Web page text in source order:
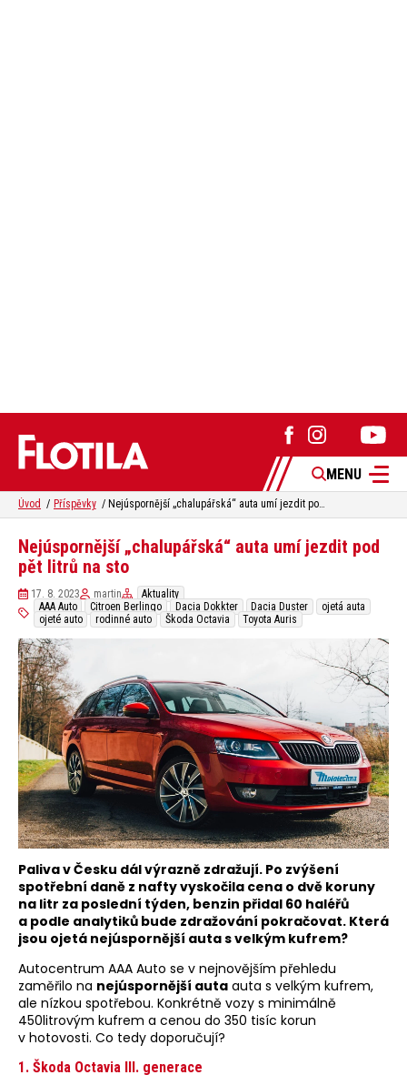
MENU
Úvod Příspěvky Nejúspornější „chalupářská“ auta umí jezdit pod pět litrů na sto
Nejúspornější „chalupářská“ auta umí jezdit pod
pět litrů na sto
17. 8. 2023 martin
Aktuality
AAA Auto
Citroen Berlingo Dacia Dokkter Dacia Duster
ojetá auta
ojeté auto
rodinné auto Škoda Octavia Toyota Auris
Paliva v Česku dál výrazně zdražují. Po zvýšení
spotřební daně z nafty vyskočila cena o dvě koruny
na litr za poslední týden, benzin přidal 60 haléřů
a podle analytiků bude zdražování pokračovat. Která
jsou ojetá nejúspornější auta s velkým kufrem?
Autocentrum AAA Auto se v nejnovějším přehledu
zaměřilo na nejúspornější auta auta s velkým kufrem,
ale nízkou spotřebou. Konkrétně vozy s minimálně
450litrovým kufrem a cenou do 350 tisíc korun
v hotovosti. Co tedy doporučují?
1. Škoda Octavia III. generace